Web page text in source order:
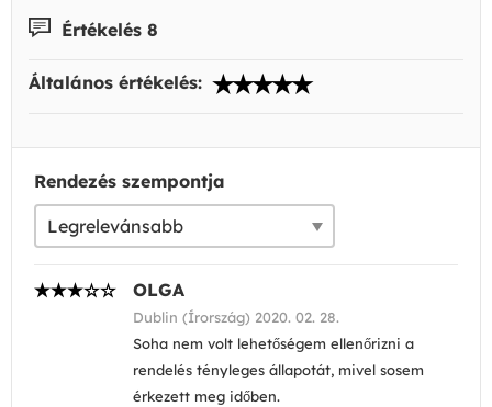
Értékelés 8
Általános értékelés:
Rendezés szempontja
OLGA
Dublin (Írország) 2020. 02. 28.
Soha nem volt lehetőségem ellenőrizni a
rendelés tényleges állapotát, mivel sosem
érkezett meg időben.